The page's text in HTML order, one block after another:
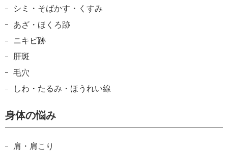
シミ・そばかす・くすみ
あざ・ほくろ跡
ニキビ跡
肝斑
毛穴
しわ・たるみ・ほうれい線
身体の悩み
肩・肩こり